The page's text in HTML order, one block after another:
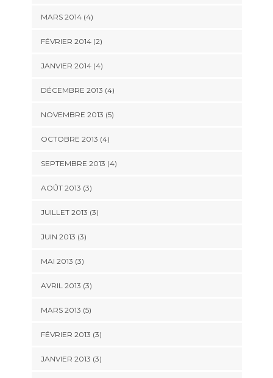
MARS 2014(4)
FÉVRIER 2014(2)
JANVIER 2014(4)
DÉCEMBRE 2013 (4)
NOVEMBRE 2013 (5)
OCTOBRE 2013 (4)
SEPTEMBRE 2013 (4)
AOÛT 2013 (3)
JUILLET 2013 (3)
JUIN 2013 (3)
MAI 2013 (3)
AVRIL 2013 (3)
MARS 2013 (5)
FÉVRIER 2013 (3)
JANVIER 2013 (3)